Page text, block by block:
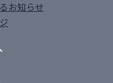
お知らせ